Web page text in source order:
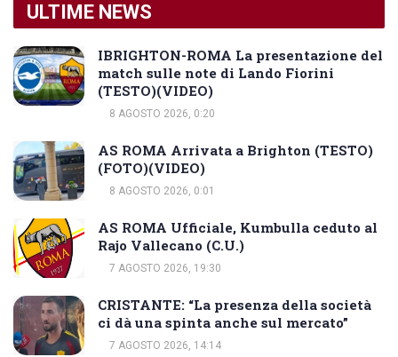
ULTIME NEWS
IBRIGHTON-ROMA La presentazione del
match sulle note di Lando Fiorini
(TESTO)(VIDEO)
8 AGOSTO 2026, 0:20
AS ROMA Arrivata a Brighton (TESTO)
(FOTO)(VIDEO)
8 AGOSTO 2026, 0:01
AS ROMA Ufficiale, Kumbulla ceduto al
Rajo Vallecano (C.U.)
7 AGOSTO 2026, 19:30
CRISTANTE: “La presenza della società
ci dà una spinta anche sul mercato”
7 AGOSTO 2026, 14:14